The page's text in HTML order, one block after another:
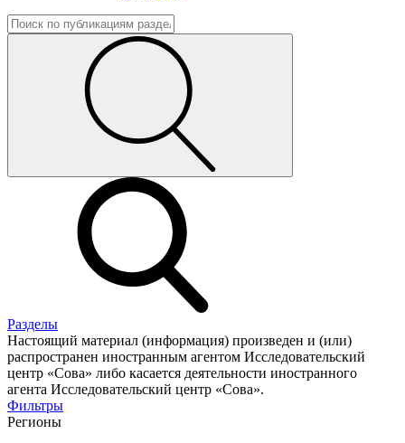
Разделы
Настоящий материал (информация) произведен и (или)
распространен иностранным агентом Исследовательский
центр «Сова» либо касается деятельности иностранного
агента Исследовательский центр «Сова».
Фильтры
Регионы